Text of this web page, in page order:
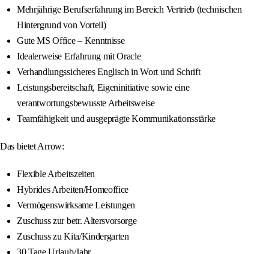
Mehrjährige Berufserfahrung im Bereich Vertrieb (technischen
Hintergrund von Vorteil)
Gute MS Office – Kenntnisse
Idealerweise Erfahrung mit Oracle
Verhandlungssicheres Englisch in Wort und Schrift
Leistungsbereitschaft, Eigeninitiative sowie eine
verantwortungsbewusste Arbeitsweise
Teamfähigkeit und ausgeprägte Kommunikationsstärke
Das bietet Arrow:
Flexible Arbeitszeiten
Hybrides Arbeiten/Homeoffice
Vermögenswirksame Leistungen
Zuschuss zur betr. Altersvorsorge
Zuschuss zu Kita/Kindergarten